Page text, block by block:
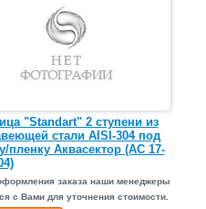
"Standart" 2 ступени из
стали AISI-304 под
пленку Аквасектор (АС 17-
заказа наши менеджеры
с Вами для уточнения стоимости.